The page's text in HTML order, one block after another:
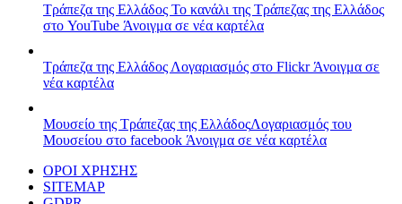
Τράπεζα της Ελλάδος Το κανάλι της Τράπεζας της Ελλάδος
στο YouTube Άνοιγμα σε νέα καρτέλα
Τράπεζα της Ελλάδος Λογαριασμός στο FlickrΆνοιγμα σε
νέα καρτέλα
Μουσείο της Τράπεζας της ΕλλάδοςΛογαριασμός του
Μουσείου στο facebook Άνοιγμα σε νέα καρτέλα
ΟΡΟΙ ΧΡΗΣΗΣ
SITEMAP